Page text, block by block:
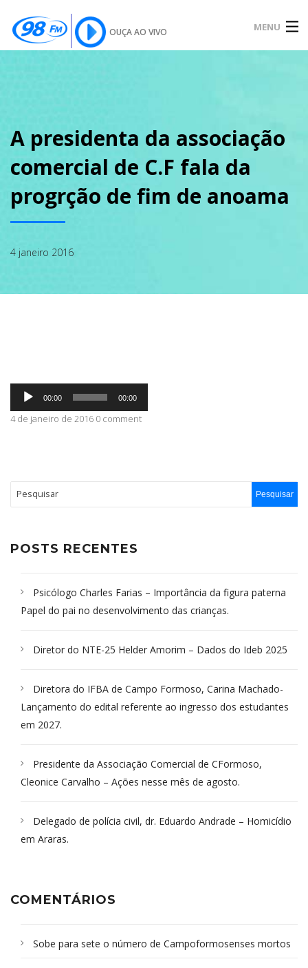
OUÇA AO VIVO MENU
SOBRE
CONTATO
A presidenta da associação
comercial de C.F fala da
progrção de fim de anoama
4 janeiro 2016
Tocador
áudio
00:00 00:00
4 de janeiro de 2016 0 comment
POSTS RECENTES
Psicólogo Charles Farias – Importância da figura paterna
Papel do pai no desenvolvimento das crianças.
Diretor do NTE-25 Helder Amorim – Dados do Ideb 2025
Diretora do IFBA de Campo Formoso, Carina Machado-
Lançamento do edital referente ao ingresso dos estudantes
em 2027.
Presidente da Associação Comercial de CFormoso,
Cleonice Carvalho – Ações nesse mês de agosto.
Delegado de polícia civil, dr. Eduardo Andrade – Homicídio
em Araras.
COMENTÁRIOS
Sobe para sete o número de Campoformosenses mortos